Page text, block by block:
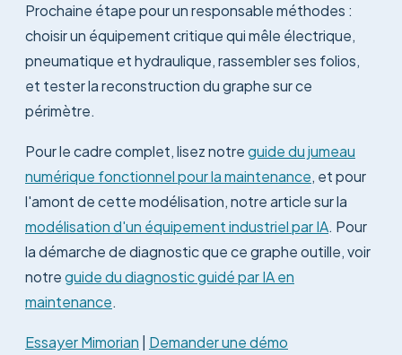
Prochaine étape pour un responsable méthodes :
choisir un équipement critique qui mêle électrique,
pneumatique et hydraulique, rassembler ses folios,
et tester la reconstruction du graphe sur ce
périmètre.
Pour le cadre complet, lisez notreguide du jumeau
numérique fonctionnel pour la maintenance, et pour
l'amont de cette modélisation, notre article sur la
modélisation d'un équipement industriel par IA. Pour
la démarche de diagnostic que ce graphe outille, voir
notreguide du diagnostic guidé par IA en
maintenance.
Essayer Mimorian Demander une démo